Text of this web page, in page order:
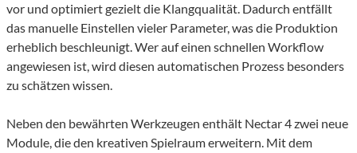
vor und optimiert gezielt die Klangqualität. Dadurch entfällt
das manuelle Einstellen vieler Parameter, was die Produktion
erheblich beschleunigt. Wer auf einen schnellen Workflow
angewiesen ist, wird diesen automatischen Prozess besonders
zu schätzen wissen.
Neben den bewährten Werkzeugen enthält Nectar 4 zwei neue
Module, die den kreativen Spielraum erweitern. Mit dem